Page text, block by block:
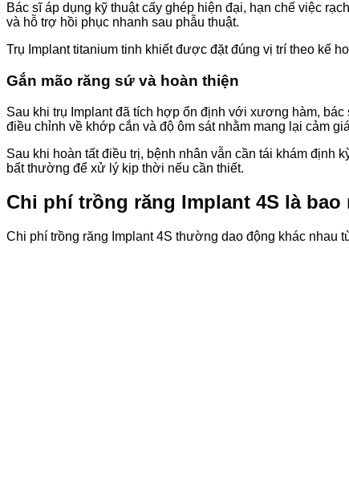
Bác sĩ áp dụng kỹ thuật cấy ghép hiện đại, hạn chế việc
và hỗ trợ hồi phục nhanh sau phẫu thuật.
Trụ Implant titanium tinh khiết được đặt đúng vị trí theo kế
Gắn mão răng sứ và hoàn thiện
Sau khi trụ Implant đã tích hợp ổn định với xương hàm,
điều chỉnh về khớp cắn và độ ôm sát nhằm mang lại cảm
Sau khi hoàn tất điều trị, bệnh nhân vẫn cần tái khám định
bất thường để xử lý kịp thời nếu cần thiết.
Chi phí trồng răng Implant 4S là bao
Chi phí trồng răng Implant 4S thường dao động khác nhau